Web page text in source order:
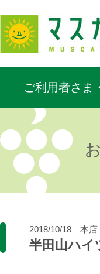
ご利用者さま
2018/10/18 本店
半田山ハイ